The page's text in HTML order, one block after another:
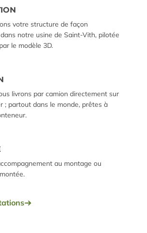
votre structure de façon
notre usine de Saint-Vith, pilotée
le modèle 3D.
livrons par camion directement sur
; partout dans le monde, prêtes à
au montage ou